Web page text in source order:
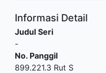
Informasi Detail
Judul Seri
-
No. Panggil
899.221.3 Rut S